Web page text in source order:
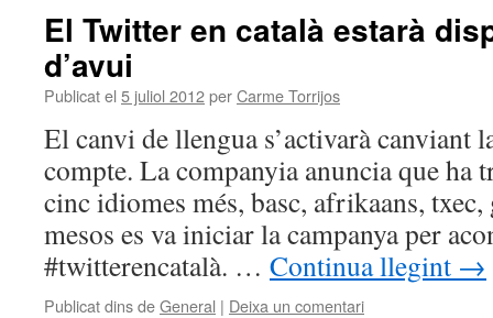
El Twitter en català estarà
d’avui
Publicat el 5 juliol 2012perCarme Torrijos
El canvi de llengua s’activarà canviant
compte. La companyia anuncia que ha
cinc idiomes més, basc, afrikaans, txec,
mesos es va iniciar la campanya per
#twitterencatalà. … Continua llegint →
Publicat dins deGeneral | Deixa un comentari